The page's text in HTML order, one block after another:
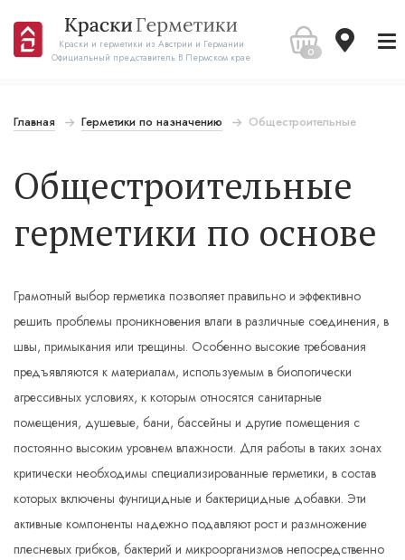
Краски и герметики из Австрии и Германии
Официальный представитель В Пермском крае
0
Главная Герметики по назначению Общестроительные
Общестроительные
герметики по основе
Грамотный выбор герметика позволяет правильно и эффективно
решить проблемы проникновения влаги в различные соединения, в
швы, примыкания или трещины. Особенно высокие требования
предъявляются к материалам, используемым в биологически
агрессивных условиях, к которым относятся санитарные
помещения, душевые, бани, бассейны и другие помещения с
постоянно высоким уровнем влажности. Для работы в таких зонах
критически необходимы специализированные герметики, в состав
которых включены фунгицидные и бактерицидные добавки. Эти
активные компоненты надежно подавляют рост и размножение
плесневых грибков, бактерий и микроорганизмов непосредственно